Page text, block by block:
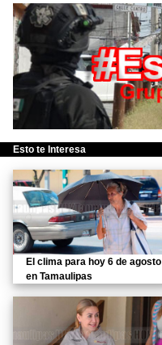
Esto te Interesa
El clima para hoy 6 de agosto
en Tamaulipas